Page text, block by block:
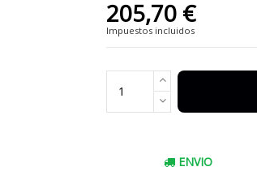
205,70 €
Impuestos incluidos
ENVIO